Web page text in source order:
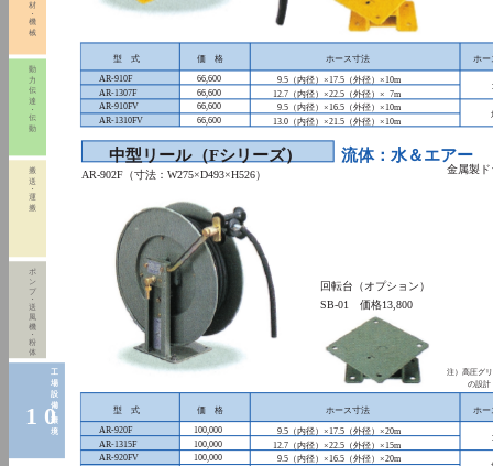
材
・
機
械
動
力
伝
達
・
伝
動
搬
送
・
運
搬
ポ
ン
プ
・
送
風
機
・
粉
体
工
場
設
備
・
環
境
1 0
ホー
ホース寸法
価 格
型 式
9.5（内径）×17.5（外径）×10m
66,600
AR-910F
12.7（内径）×22.5（外径）× 7m
66,600
AR-1307F
9.5（内径）×16.5（外径）×10m
66,600
AR-910FV
13.0（内径）×21.5（外径）×10m
66,600
AR-1310FV
中型リール （Fシリーズ） 流体：水＆エアー
AR-902F（寸法：W275×D493×H526）
回転台（オプション）
SB-01 価格13,800
金属製
ホー
ホース寸法
価 格
型 式
9.5（内径）×17.5（外径）×20m
100,000
AR-920F
12.7（内径）×22.5（外径）×15m
100,000
AR-1315F
9.5（内径）×16.5（外径）×20m
100,000
AR-920FV
注）高圧グ
の設計